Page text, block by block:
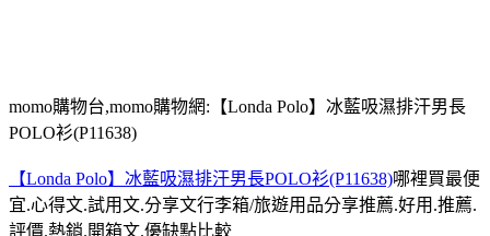
momo購物台,momo購物網:【Londa Polo】冰藍吸濕排汗男長
POLO衫(P11638)
【Londa Polo】冰藍吸濕排汗男長POLO衫(P11638)哪裡買最便
宜.心得文.試用文.分享文行李箱/旅遊用品分享推薦.好用.推薦.
評價.熱銷.開箱文.優缺點比較